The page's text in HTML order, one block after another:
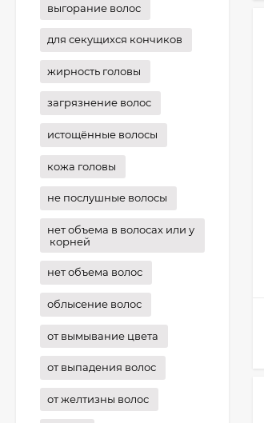
выгорание волос
для секущихся кончиков
жирность головы
загрязнение волос
истощённые волосы
кожа головы
не послушные волосы
нет объема в волосах или у
корней
нет объема волос
облысение волос
от вымывание цвета
от выпадения волос
от желтизны волос